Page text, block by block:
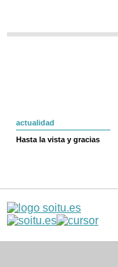
actualidad
Hasta la vista y gracias